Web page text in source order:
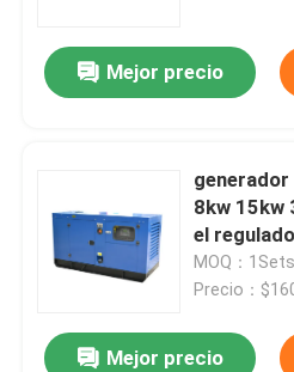
Mejor precio
8kw 15kw
el
MOQ：1Sets
Precio：
Mejor precio